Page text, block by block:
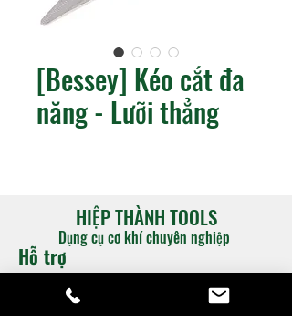
[Bessey] Kéo cắt đa
năng - Lưỡi thẳng
Dụng cụ cơ khí chuyên nghiệp
HIỆP THÀNH TOOLS
Hỗ trợ
​Catalogue
​Chính sách hỗ trợ